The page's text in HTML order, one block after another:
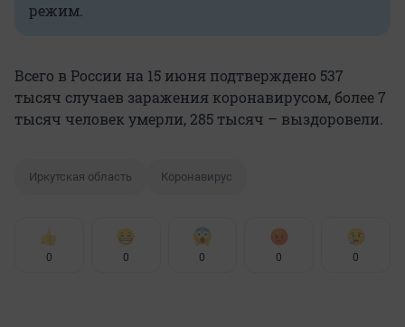
режим.
Всего в России на 15 июня подтверждено 537
тысяч случаев заражения коронавирусом, более 7
тысяч человек умерли, 285 тысяч – выздоровели.
Иркутская область Коронавирус
0 0 0 0 0